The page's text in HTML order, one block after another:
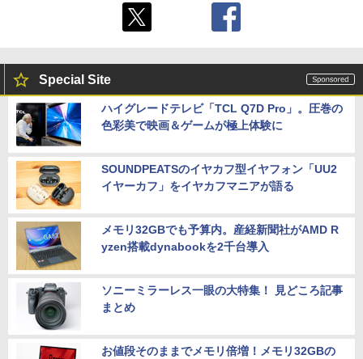
￥7,535
￥3,780
￥1,300
Special Site
ハイグレードテレビ「TCL Q7D Pro」。圧巻の
色彩美で映画＆ゲームが極上体験に
SOUNDPEATSのイヤカフ型イヤフォン「UU2
イヤーカフ」をイヤカフマニアが語る
メモリ32GBでも予算内。産経新聞社がAMD R
yzen搭載dynabookを2千台導入
ソニーミラーレス一眼の大特集！ 見どころ記事
まとめ
お値段そのままでメモリ倍増！メモリ32GBの